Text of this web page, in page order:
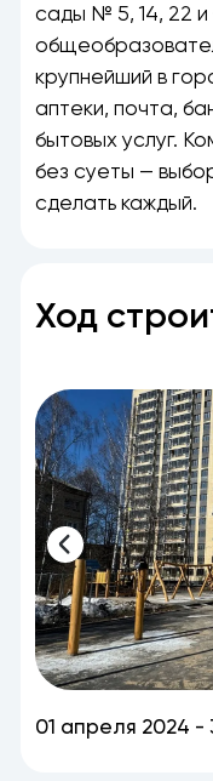
сады № 5, 14, 22
крупнейший в
аптеки, почта,
бытовых услуг.
без суеты —
сделать каждый.
Ход
01 апреля 2024 -